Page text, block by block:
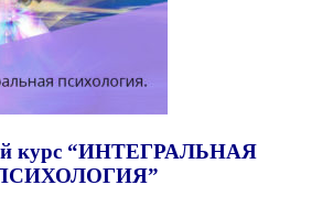
курс “ИНТЕГРАЛЬНАЯ